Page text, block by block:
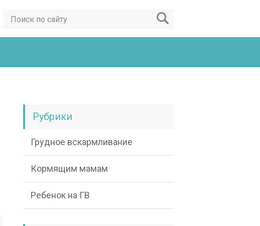
Рубрики
Грудное вскармливание
Кормящим мамам
Ребенок на ГВ